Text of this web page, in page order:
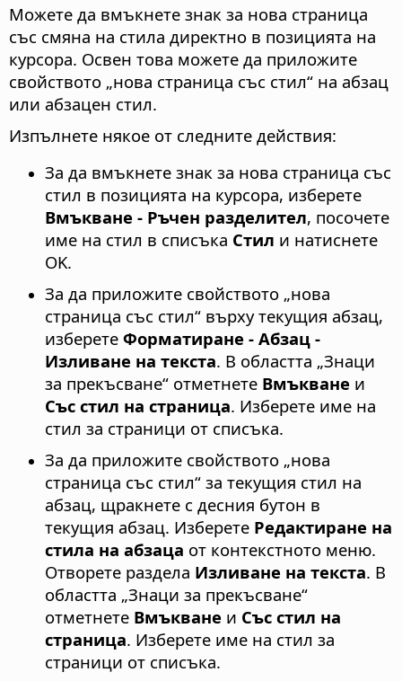
Можете да вмъкнете знак за нова страница
със смяна на стила директно в позицията на
курсора. Освен това можете да приложите
свойството „нова страница със стил“ на абзац
или абзацен стил.
Изпълнете някое от следните действия:
За да вмъкнете знак за нова страница със
стил в позицията на курсора, изберете
Вмъкване - Ръчен разделител, посочете
име на стил в списъка Стил и натиснете
OK.
За да приложите свойството „нова
страница със стил“ върху текущия абзац,
изберете Форматиране - Абзац -
Изливане на текста. В областта „Знаци
за прекъсване“ отметнете Вмъкване и
Със стил на страница. Изберете име на
стил за страници от списъка.
За да приложите свойството „нова
страница със стил“ за текущия стил на
абзац, щракнете с десния бутон в
текущия абзац. Изберете Редактиране на
стила на абзаца от контекстното меню.
Отворете раздела Изливане на текста. В
областта „Знаци за прекъсване“
отметнете Вмъкване и Със стил на
страница. Изберете име на стил за
страници от списъка.